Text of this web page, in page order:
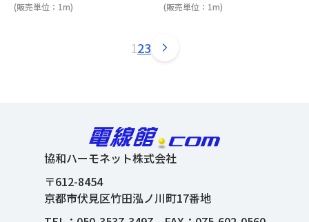
(販売単位：1m) (販売単位：1m)
123
協和ハーモネット株式会社
〒612-8454
京都市伏見区竹田泓ノ川町17番地